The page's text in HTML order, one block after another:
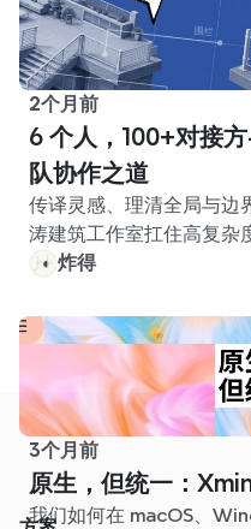
2个月前
6 个人，100+对接
队协作之道
传译灵感、理清全局与
涛建筑工作室扛住高复杂
炸得
3个月前
原生，但统一：
我们如何在 macOS、